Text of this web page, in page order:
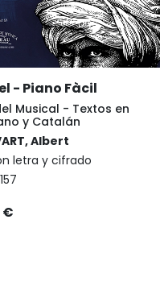
- Piano Fàcil
Musical - Textos en
y Catalán
Albert
letra y cifrado
€